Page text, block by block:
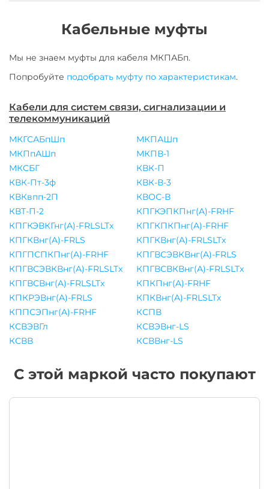
Кабельные муфты
Мы не знаем муфты для кабеля МКПАБп.
Попробуйте подобрать муфту по характеристикам.
Кабели для систем связи, сигнализации и
телекоммуникаций
МКГСАБпШп
МКПАШп
МКПпАШп
МКПВ-1
МКСБГ
КВК-П
КВК-Пт-3ф
КВК-В-3
КВКвпп-2П
КВОС-В
КВТ-П-2
КПГКЭПКПнг(A)-FRHF
КПГКЭВКГнг(A)-FRLSLTx
КПГКПКПнг(A)-FRHF
КПГКВнг(A)-FRLS
КПГКВнг(A)-FRLSLTx
КПГПСПКПнг(A)-FRHF
КПГВСЭВКВнг(A)-FRLS
КПГВСЭВКВнг(A)-FRLSLTx
КПГВСВКВнг(A)-FRLSLTx
КПГВСВнг(A)-FRLSLTx
КПКПнг(A)-FRHF
КПКРЭВнг(A)-FRLS
КПКВнг(A)-FRLSLTx
КППСЭПнг(A)-FRHF
КСПВ
КСВЭВГл
КСВЭВнг-LS
КСВВ
КСВВнг-LS
С этой маркой часто покупают